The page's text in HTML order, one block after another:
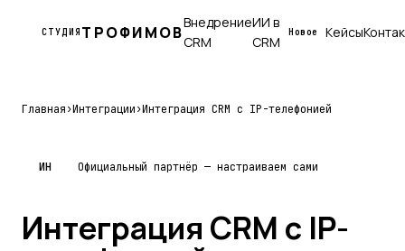
СТУДИЯ ТРОФИМОВВнедрение
CRM
ИИ в
CRM
Новое Кейсы
Главная›Интеграции›Интеграция CRM с IP-телефонией
ИН Официальный партнёр — настраиваем сами
Интеграция CRM с IP-